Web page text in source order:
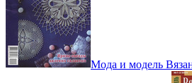
Мода и модель